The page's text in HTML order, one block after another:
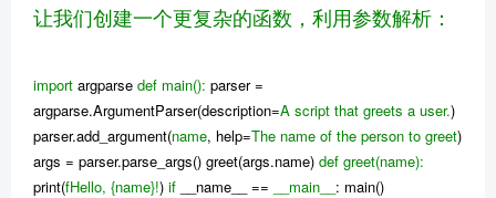
让我们创建一个更复杂的函数，利用参数解析：
import argparse def main(): parser =
argparse.ArgumentParser(description=A script that greets a user.)
parser.add_argument(name, help=The name of the person to greet)
args = parser.parse_args() greet(args.name) def greet(name):
print(fHello, {name}!) if __name__ == __main__ : main()